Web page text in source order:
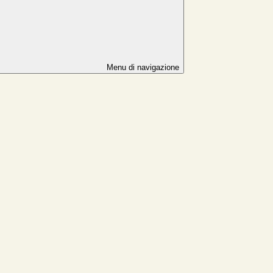
Menu di navigazione